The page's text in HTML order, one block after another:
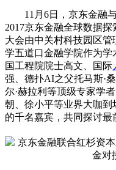
11月6日，京东金融与
2017京东金融全球数据探
大会由中关村科技园区
学五道口金融学院作为学
国工程院院士高文、国际
强、德扑AI之父托马斯·
尔·赫拉利等顶级专家学
朝、徐小平等业界大咖
的千名嘉宾，共同探讨最